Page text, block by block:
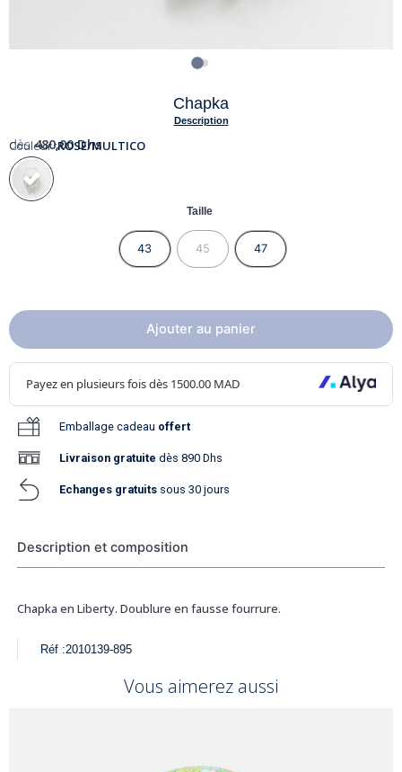
Chapka
Description
dès 480,00Dhs
Couleur :ROSE/MULTICO
Taille
43 45 47
Ajouter au panier
Emballage cadeau offert
Livraison gratuite dès 890 Dhs
Echanges gratuits sous 30 jours
Description et composition
Chapka en Liberty. Doublure en fausse fourrure.
Réf :2010139-895
Vous aimerez aussi